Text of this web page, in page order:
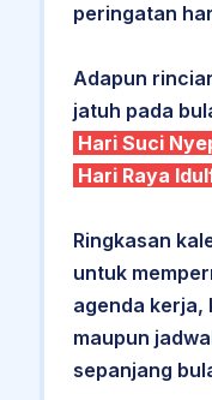
peringatan
Adapun
jatuh pada
Hari Suci
Hari Raya
Ringkasan
untuk
agenda kerja,
maupun
sepanjang